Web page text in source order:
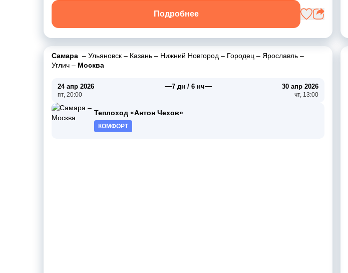
Подробнее
Самара – Ульяновск – Казань – Нижний Новгород – Городец – Ярославль –
Углич – Москва
24 апр 2026
пт, 20:00
—7 дн / 6 нч— 30 апр 2026
чт, 13:00
Теплоход «Антон Чехов»
КОМФОРТ